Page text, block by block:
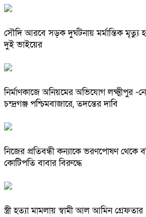
সৌদি আরবে সড়ক দুর্ঘটনায় মর্মান্তিক মৃত্যু
দুই ভাইয়ের
নির্মাণকাজে অনিয়মের অভিযোগ লক্ষ্মীপুর -
চন্দ্রগঞ্জ পশ্চিমবাজারে, তদন্তের দাবি
নিজের প্রতিবন্ধী কন্যাকে ভরণপোষণ থেকে
কোটিপতি বাবার বিরুদ্ধে
স্ত্রী হত্যা মামলায় স্বামী আল আমিন গ্রেফতার